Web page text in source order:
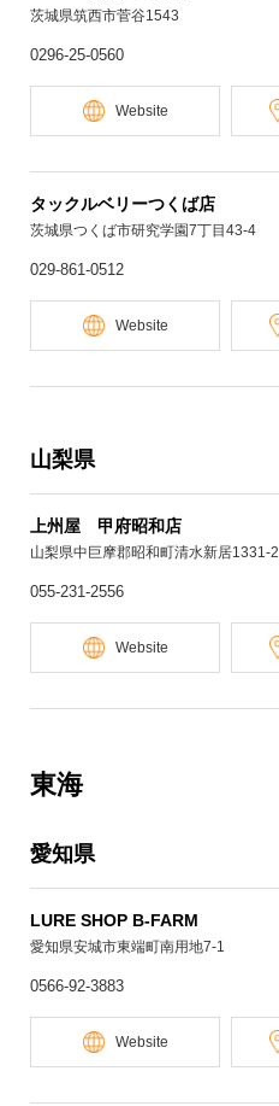
茨城県筑西市菅谷1543
0296-25-0560
Website
タックルベリーつくば店
茨城県つくば市研究学園7丁目43-4
029-861-0512
Website
山梨県
上州屋 甲府昭和店
山梨県中巨摩郡昭和町清水新居1331-2
055-231-2556
Website
東海
愛知県
LURE SHOP B-FARM
愛知県安城市東端町南用地7-1
0566-92-3883
Website